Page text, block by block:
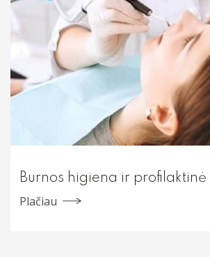
Burnos higiena ir
Plačiau